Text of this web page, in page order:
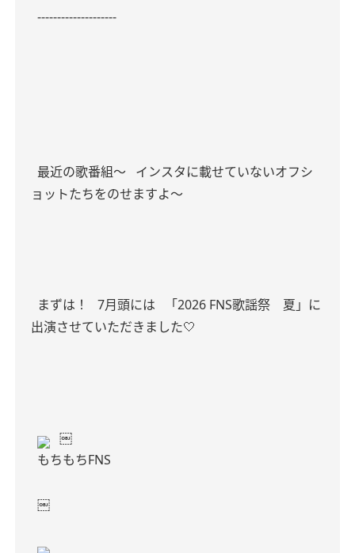
--------------------
最近の歌番組〜
インスタに載せていないオフシ
ョットたちをのせますよ〜
まずは！ 7月頭には
「2026 FNS歌謡祭 夏」に
出演させていただきました🤍
￼
もちもちFNS
￼